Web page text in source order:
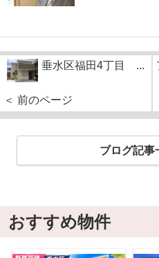
垂水区福田4丁目 ...
＜ 前のページ
ブログ記事
おすすめ物件